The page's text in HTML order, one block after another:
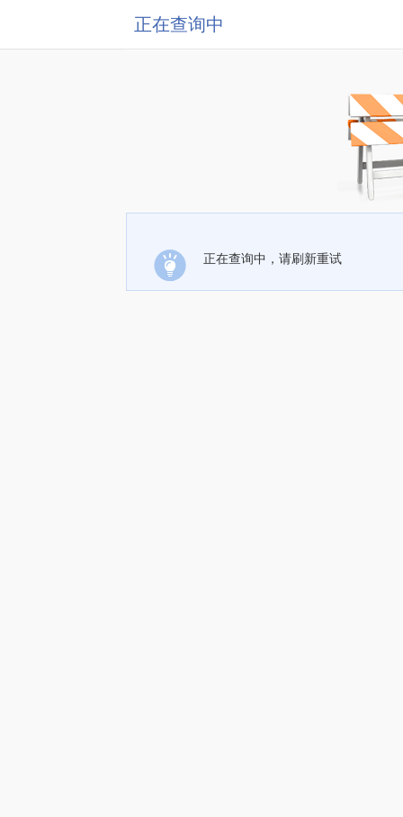
正在查询中
正在查询中，请刷新重试